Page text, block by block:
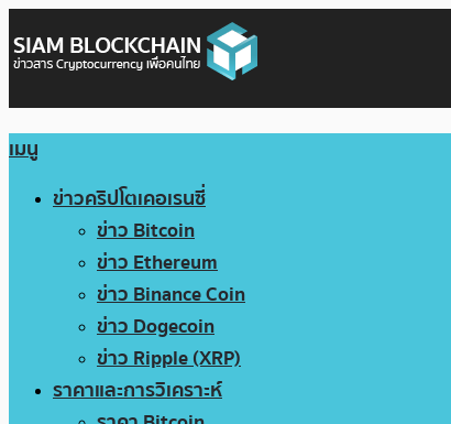
เมนู
ข่าวคริปโตเคอเรนซี่
ข่าว Bitcoin
ข่าว Ethereum
ข่าว Binance Coin
ข่าว Dogecoin
ข่าว Ripple (XRP)
ราคาและการวิเคราะห์